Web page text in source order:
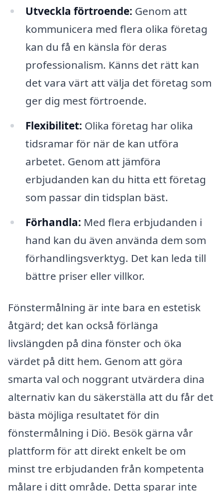
Utveckla förtroende: Genom att
kommunicera med flera olika företag
kan du få en känsla för deras
professionalism. Känns det rätt kan
det vara värt att välja det företag som
ger dig mest förtroende.
Flexibilitet: Olika företag har olika
tidsramar för när de kan utföra
arbetet. Genom att jämföra
erbjudanden kan du hitta ett företag
som passar din tidsplan bäst.
Förhandla: Med flera erbjudanden i
hand kan du även använda dem som
förhandlingsverktyg. Det kan leda till
bättre priser eller villkor.
Fönstermålning är inte bara en estetisk
åtgärd; det kan också förlänga
livslängden på dina fönster och öka
värdet på ditt hem. Genom att göra
smarta val och noggrant utvärdera dina
alternativ kan du säkerställa att du får det
bästa möjliga resultatet för din
fönstermålning i Diö. Besök gärna vår
plattform för att direkt enkelt be om
minst tre erbjudanden från kompetenta
målare i ditt område. Detta sparar inte